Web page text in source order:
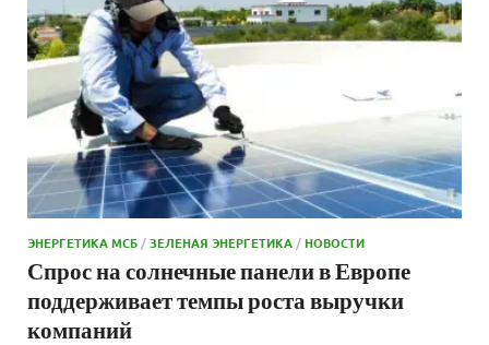
ЭНЕРГЕТИКА МСБ/ЗЕЛЕНАЯ ЭНЕРГЕТИКА/НОВОСТИ
Спрос на солнечные панели в Европе
поддерживает темпы роста выручки
компаний